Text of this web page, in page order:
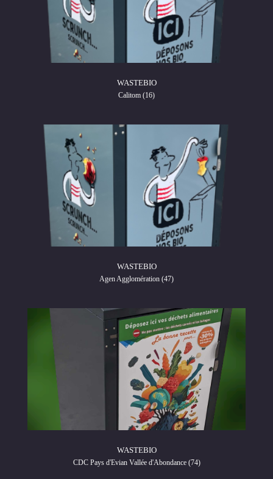
WASTEBIO
Calitom (16)
WASTEBIO
Agen Agglomération (47)
WASTEBIO
CDC Pays d'Evian Vallée d'Abondance (74)